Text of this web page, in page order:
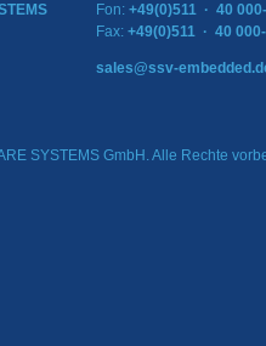
Fon: +49(0)511 · 40
Fax: +49(0)511 · 40
sales@ssv-
SYSTEMS GmbH. Alle Rechte